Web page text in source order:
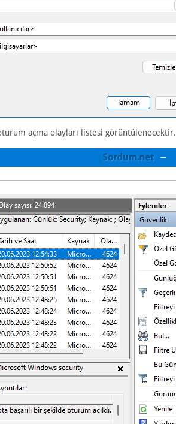
açma olayları listesi görüntülenecektir.